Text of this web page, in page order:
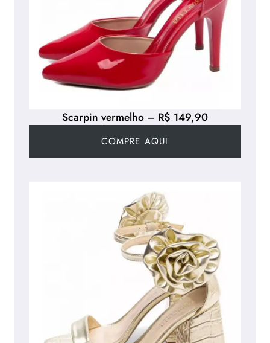
Scarpin vermelho – R$ 149,90
COMPRE AQUI